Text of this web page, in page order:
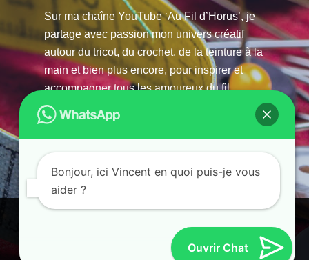
Sur ma chaîne YouTube ‘Au Fil d’Horus’, je
partage avec passion mon univers créatif
autour du tricot, du crochet, de la teinture à la
main et bien plus encore, pour inspirer et
accompagner tous les amoureux du fil.
© 2025 AU FILS D’HORUS| All Rights Reserved |
Ce site utilise des cookies. En continuant à parcourir ce site, vous
acceptez leur utilisation.
Bonjour, ici Vincent en quoi puis-je vous
aider ?
Ouvrir Chat